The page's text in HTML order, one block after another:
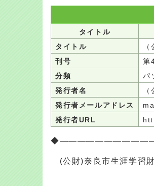
タイトル
タイトル
刊号
第
分類
パ
発行者名
発行者メールアドレス
発行者URL
(公財)奈良市生涯学習
第